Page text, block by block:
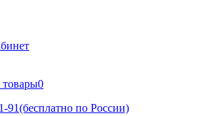
0
91(бесплатно по России)